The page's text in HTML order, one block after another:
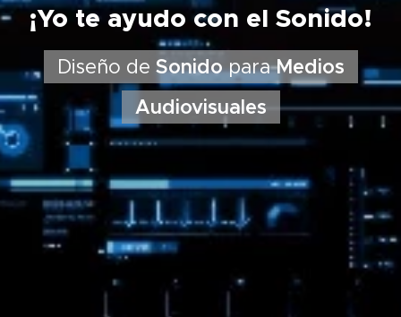
¡Yo te ayudo con el Sonido!
Diseño de SonidoparaMedios
Audiovisuales